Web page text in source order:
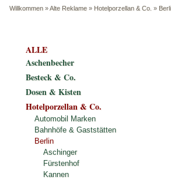
Willkommen »Alte Reklame » Hotelporzellan & Co. »
ALLE
Aschenbecher
Besteck & Co.
Dosen & Kisten
Hotelporzellan & Co.
Automobil Marken
Bahnhöfe & Gaststätten
Berlin
Aschinger
Fürstenhof
Kannen